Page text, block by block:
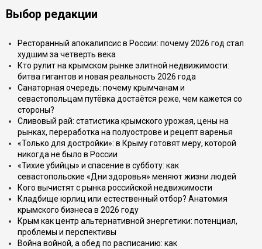
Выбор редакции
Ресторанный апокалипсис в России: почему 2026 год стал
худшим за четверть века
Кто рулит на крымском рынке элитной недвижимости:
битва гигантов и новая реальность 2026 года
Санаторная очередь: почему крымчанам и
севастопольцам путёвка достаётся реже, чем кажется со
стороны?
Сливовый рай: статистика крымского урожая, цены на
рынках, переработка на полуострове и рецепт варенья
«Только для достройки»: в Крыму готовят меру, которой
никогда не было в России
«Тихие убийцы» и спасение в субботу: как
севастопольские «Дни здоровья» меняют жизни людей
Кого вычистят с рынка российской недвижимости
Кладбище юрлиц или естественный отбор? Анатомия
крымского бизнеса в 2026 году
Крым как центр альтернативной энергетики: потенциал,
проблемы и перспективы
Война войной, а обед по расписанию: как